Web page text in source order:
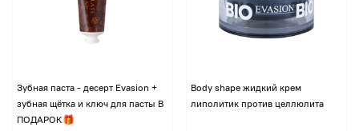
Зубная паста - десерт Evasion +
зубная щётка и ключ для пасты В
ПОДАРОК🎁
Body shape жидкий крем
липолитик против целлюлита